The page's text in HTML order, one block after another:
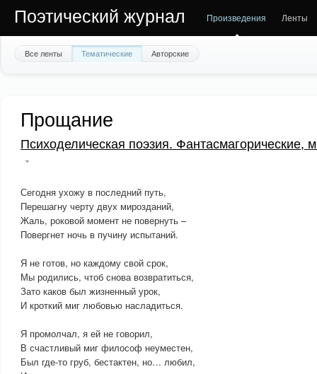
Поэтический журнал Произведения Ленты
Все ленты Тематические Авторские
Прощание
Психоделическая поэзия. Фантасмагорические,
Сегодня ухожу в последний путь,
Перешагну черту двух мирозданий,
Жаль, роковой момент не повернуть –
Повергнет ночь в пучину испытаний.
Я не готов, но каждому свой срок,
Мы родились, чтоб снова возвратиться,
Зато каков был жизненный урок,
И кроткий миг любовью насладиться.
Я промолчал, я ей не говорил,
В счастливый миг философ неуместен,
Был где-то груб, бестактен, но… любил,